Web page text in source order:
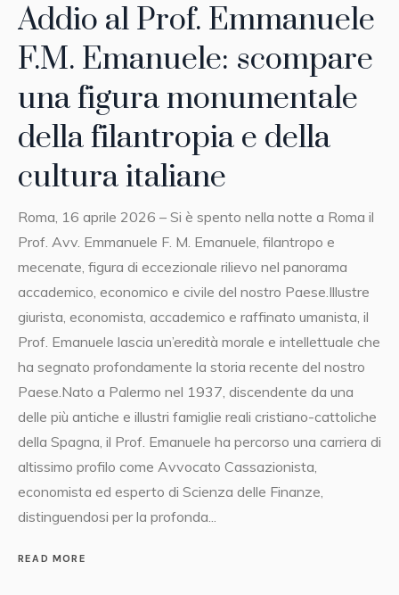
Addio al Prof. Emmanuele
F.M. Emanuele: scompare
una figura monumentale
della filantropia e della
cultura italiane
Roma, 16 aprile 2026 – Si è spento nella notte a Roma il
Prof. Avv. Emmanuele F. M. Emanuele, filantropo e
mecenate, figura di eccezionale rilievo nel panorama
accademico, economico e civile del nostro Paese.Illustre
giurista, economista, accademico e raffinato umanista, il
Prof. Emanuele lascia un’eredità morale e intellettuale che
ha segnato profondamente la storia recente del nostro
Paese.Nato a Palermo nel 1937, discendente da una
delle più antiche e illustri famiglie reali cristiano-cattoliche
della Spagna, il Prof. Emanuele ha percorso una carriera di
altissimo profilo come Avvocato Cassazionista,
economista ed esperto di Scienza delle Finanze,
distinguendosi per la profonda...
READ MORE